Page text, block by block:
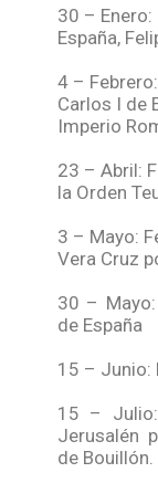
30 –
España,
4 –
Carlos I de
Imperio
23 – Abril:
la Orden
3 – Mayo:
Vera Cruz
30 –
de España
15 – Junio:
15 –
Jerusalén
de Bouillón.